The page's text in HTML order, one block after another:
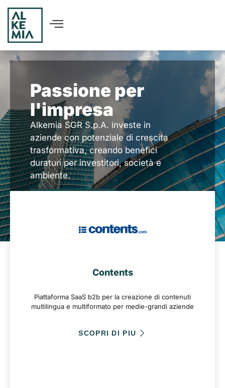
Passione per
l'impresa
Alkemia SGR S.p.A. investe in
aziende con potenziale di crescita
trasformativa, creando benefici
duraturi per investitori, società e
ambiente.
Contents
Piattaforma SaaS b2b per la creazione di contenuti
multilingua e multiformato per medie-grandi aziende
SCOPRI DI PIU